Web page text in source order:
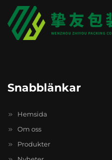
Snabblänkar
Hemsida
Om oss
Produkter